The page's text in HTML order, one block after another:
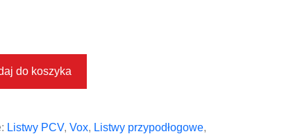
do koszyka
Listwy PCV, Vox, Listwy przypodłogowe,